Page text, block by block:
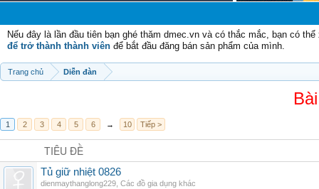
Nếu đây là lần đầu tiên bạn ghé thăm dmec.vn và có thắc mắc, bạn có
để trở thành thành viên để bắt đầu đăng bán sản phẩm của mình.
Trang chủ Diễn đàn
1 2 3 4 5 6 → 10 Tiếp >
TIÊU ĐỀ
Tủ giữ nhiệt 0826
dienmaythanglong229 Các đồ gia dụng khác